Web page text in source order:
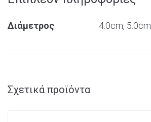
Διάμετρος 4.0cm, 5.0cm
Σχετικά προϊόντα